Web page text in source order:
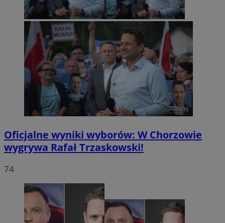
Oficjalne wyniki wyborów: W Chorzowie
wygrywa Rafał Trzaskowski!
74